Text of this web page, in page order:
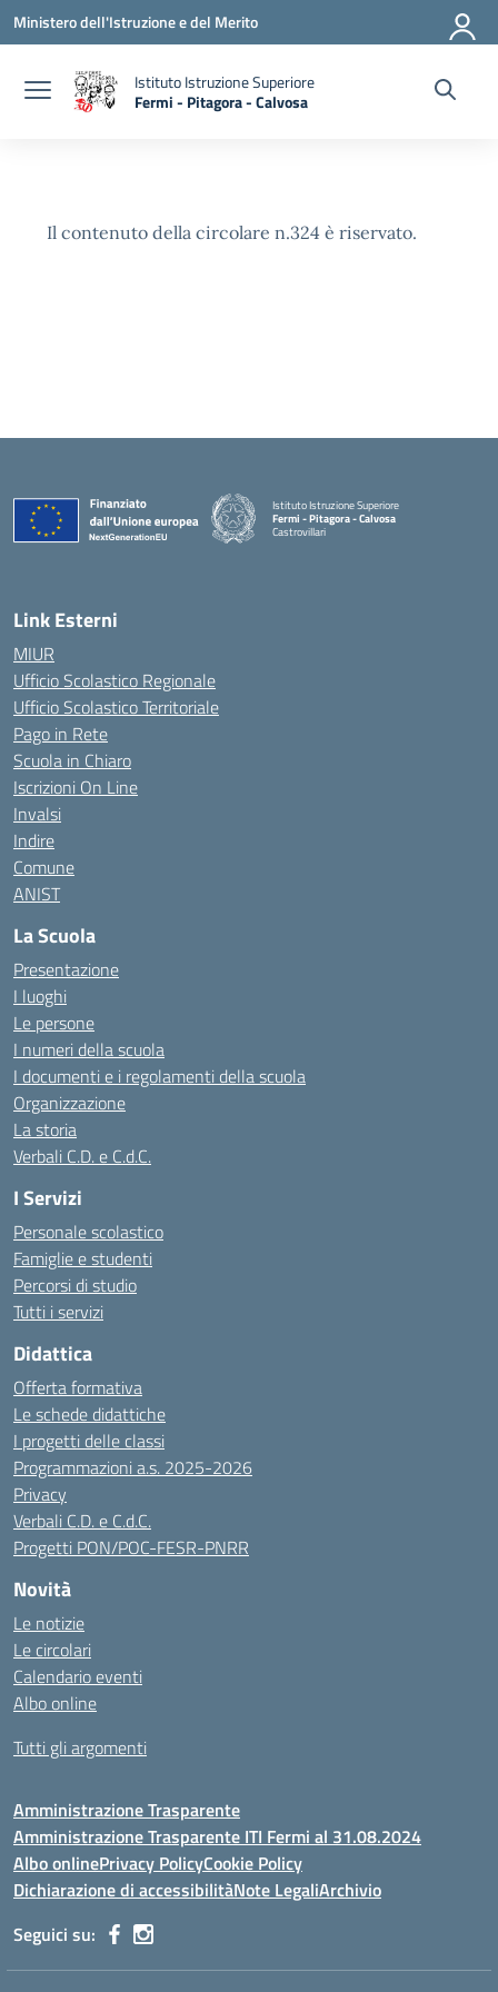
Vai ai contenuti
Vai al menu di navigazione
Vai al footer
Ministero dell'Istruzione e del Merito
Istituto Istruzione Superiore
Fermi - Pitagora - Calvosa
— Visita la pagina iniziale della scuola
Il contenuto della circolare n.324 è riservato.
Istituto Istruzione Superiore
Fermi - Pitagora - Calvosa
Castrovillari
Link Esterni
MIUR
Ufficio Scolastico Regionale
Ufficio Scolastico Territoriale
Pago in Rete
Scuola in Chiaro
Iscrizioni On Line
Invalsi
Indire
Comune
ANIST
La Scuola
Presentazione
I luoghi
Le persone
I numeri della scuola
I documenti e i regolamenti della scuola
Organizzazione
La storia
Verbali C.D. e C.d.C.
I Servizi
Personale scolastico
Famiglie e studenti
Percorsi di studio
Tutti i servizi
Didattica
Offerta formativa
Le schede didattiche
I progetti delle classi
Programmazioni a.s. 2025-2026
Privacy
Verbali C.D. e C.d.C.
Progetti PON/POC-FESR-PNRR
Novità
Le notizie
Le circolari
Calendario eventi
Albo online
Tutti gli argomenti
Amministrazione Trasparente
Amministrazione Trasparente ITI Fermi al 31.08.2024
Albo onlinePrivacy PolicyCookie Policy
Dichiarazione di accessibilitàNote LegaliArchivio
Seguici su: